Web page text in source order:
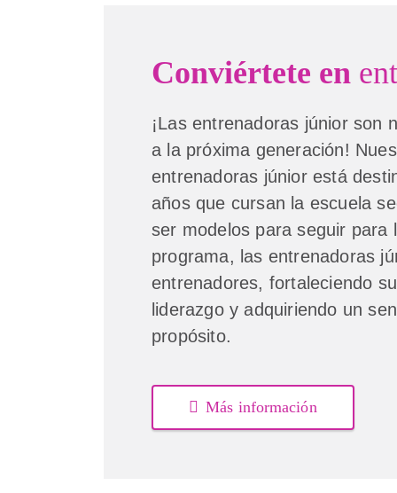
Conviértete en
¡Las entrenadoras júnior son
a la próxima generación!
entrenadoras júnior está
años que cursan la escuela
ser modelos para seguir para
programa, las entrenadoras
entrenadores, fortaleciendo
liderazgo y adquiriendo un
propósito.
Más información